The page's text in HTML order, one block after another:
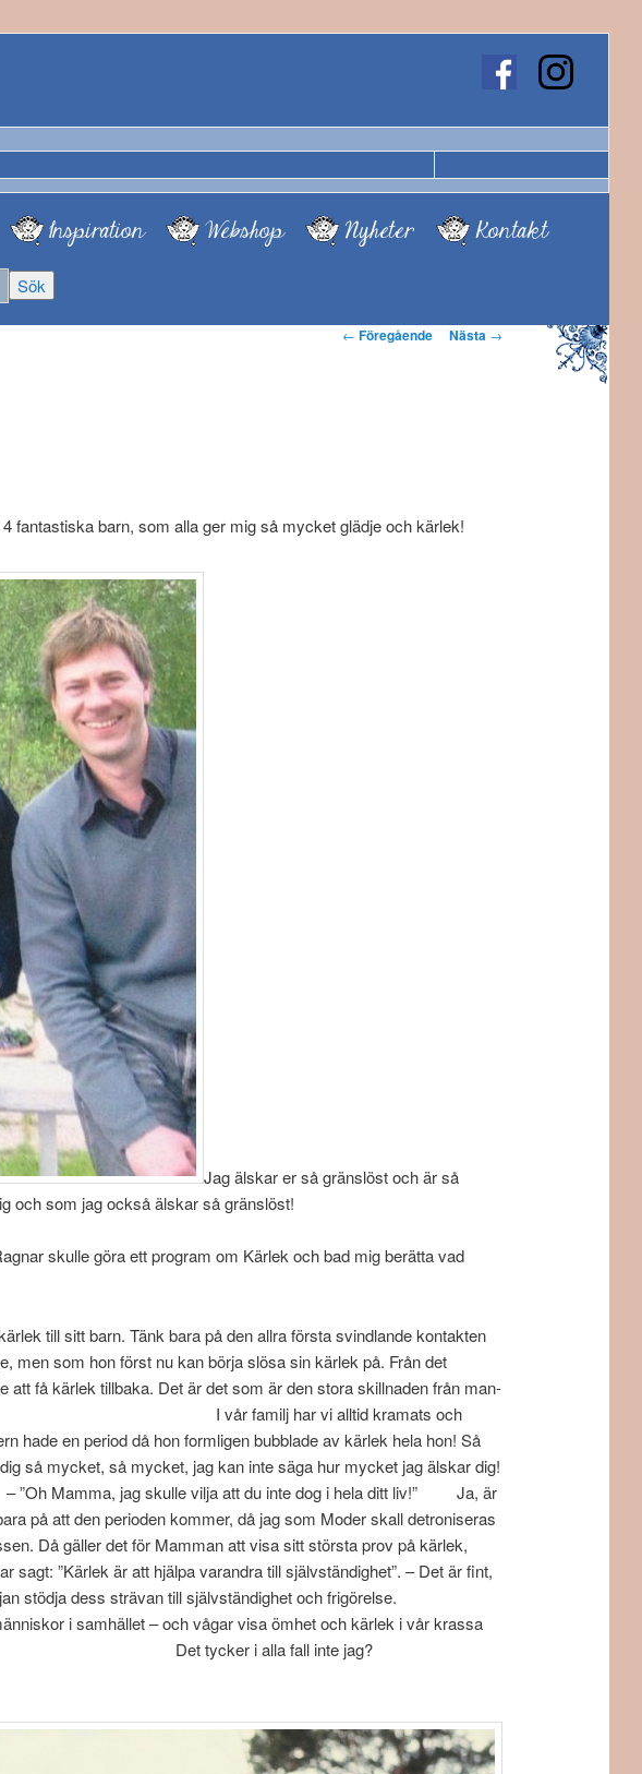
Inspiration Webshop Nyheter Kontakt
Inläggsnavigering
← Föregående Nästa →
fantastiska barn, som alla ger mig så mycket glädje och kärlek!
Jag älskar er så gränslöst och är så
och som jag också älskar så gränslöst!
skulle göra ett program om Kärlek och bad mig berätta vad
till sitt barn. Tänk bara på den allra första svindlande kontakten
men som hon först nu kan börja slösa sin kärlek på. Från det
få kärlek tillbaka. Det är det som är den stora skillnaden från man-
I vår familj har vi alltid kramats och
hade en period då hon formligen bubblade av kärlek hela hon! Så
så mycket, så mycket, jag kan inte säga hur mycket jag älskar dig!
”Oh Mamma, jag skulle vilja att du inte dog i hela ditt liv!” Ja, är
kommer, då jag som Moder skall detroniseras
Då gäller det för Mamman att visa sitt största prov på kärlek,
är att hjälpa varandra till självständighet”. – Det är fint,
början stödja dess strävan till självständighet och frigörelse.
i samhället – och vågar visa ömhet och kärlek i vår krassa
Det tycker i alla fall inte jag?